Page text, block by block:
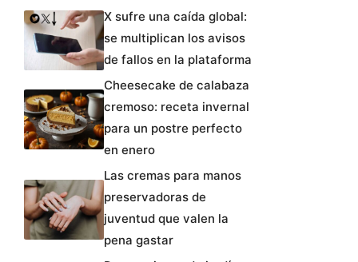
X sufre una caída global:
se multiplican los avisos
de fallos en la plataforma
Cheesecake de calabaza
cremoso: receta invernal
para un postre perfecto
en enero
Las cremas para manos
preservadoras de
juventud que valen la
pena gastar